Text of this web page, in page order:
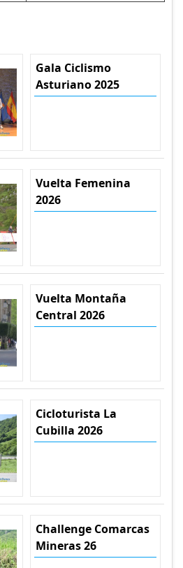
Gala Ciclismo
Asturiano 2025
Vuelta Femenina
2026
Vuelta Montaña
Central 2026
Cicloturista La
Cubilla 2026
Challenge Comarcas
Mineras 26